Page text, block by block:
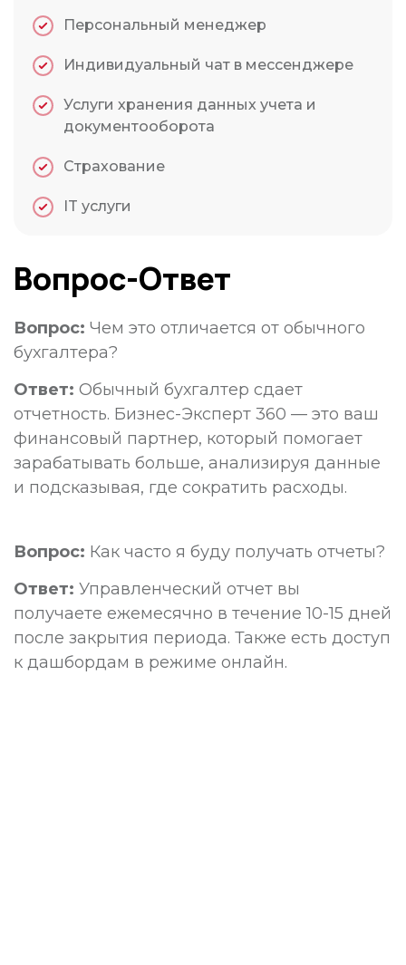
Персональный менеджер
Индивидуальный чат в мессенджере
Услуги хранения данных учета и
документооборота
Страхование
IT услуги
Вопрос-Ответ
Вопрос: Чем это отличается от обычного
бухгалтера?
Ответ: Обычный бухгалтер сдает
отчетность. Бизнес-Эксперт 360 — это ваш
финансовый партнер, который помогает
зарабатывать больше, анализируя данные
и подсказывая, где сократить расходы.
Вопрос: Как часто я буду получать отчеты?
Ответ: Управленческий отчет вы
получаете ежемесячно в течение 10-15 дней
после закрытия периода. Также есть доступ
к дашбордам в режиме онлайн.